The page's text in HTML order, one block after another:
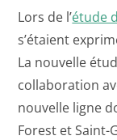
Lors de l’étude
s’étaient
La nouvelle
collaboration
nouvelle ligne
Forest et Saint-